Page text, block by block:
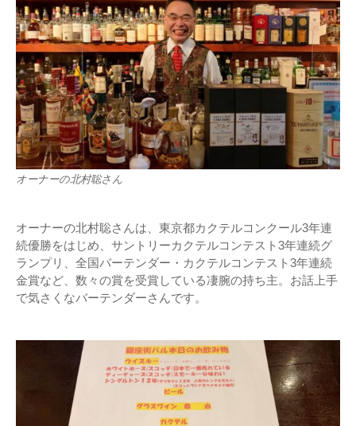
オーナーの北村聡さん
オーナーの北村聡さんは、東京都カクテルコンクール3年連
続優勝をはじめ、サントリーカクテルコンテスト3年連続グ
ランプリ、全国バーテンダー・カクテルコンテスト3年連続
金賞など、数々の賞を受賞している凄腕の持ち主。お話上手
で気さくなバーテンダーさんです。